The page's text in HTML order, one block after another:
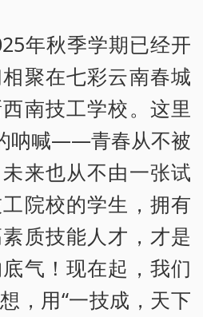
年秋季学期已经开
聚在七彩云南春城
南技工学校。这里
呐喊——青春从不被
来也从不由一张试
院校的学生，拥有
质技能人才，才是
气！现在起，我们
，用“一技成，天下